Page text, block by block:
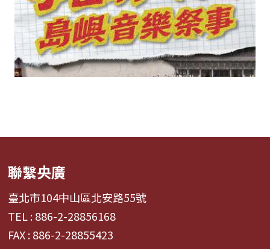
聯繫央廣
臺北市104中山區北安路55號
TEL : 886-2-28856168
FAX : 886-2-28855423